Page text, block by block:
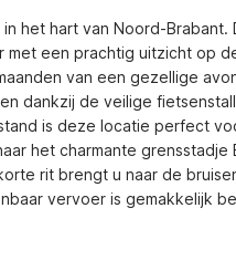
in het hart van Noord-
met een prachtig uitzicht op
van een gezellige
dankzij de veilige
is deze locatie perfect
het charmante
rit brengt u naar de
vervoer is gemakkelijk